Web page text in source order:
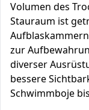
Volumen des
Stauraum ist
zur
diverser
bessere
Schwimmboje